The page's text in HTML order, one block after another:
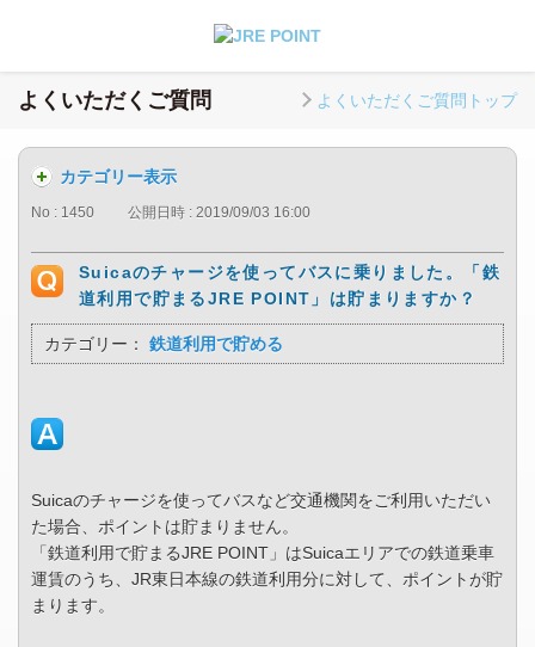
よくいただくご質問 よくいただくご質問トップ
カテゴリー表示
No : 1450 公開日時 : 2019/09/03 16:00
Suicaのチャージを使ってバスに乗りました。「鉄
道利用で貯まるJRE POINT」は貯まりますか？
カテゴリー： 鉄道利用で貯める
Suicaのチャージを使ってバスなど交通機関をご利用いただい
た場合、ポイントは貯まりません。
「鉄道利用で貯まるJRE POINT」はSuicaエリアでの鉄道乗車
運賃のうち、JR東日本線の鉄道利用分に対して、ポイントが貯
まります。